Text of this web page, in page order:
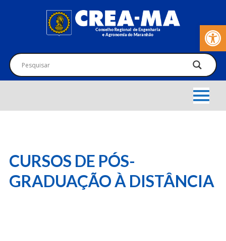
Barra de
CURSOS DE PÓS-
GRADUAÇÃO À DISTÂNCIA